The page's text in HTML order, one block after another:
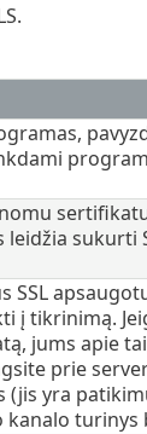
leidžia sukurti
tikrinimą.
jums apie
prie
yra
kanalo